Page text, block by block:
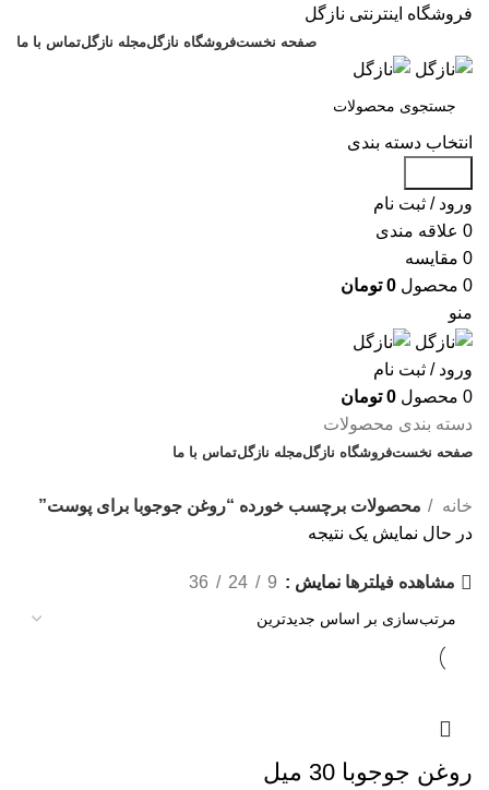
فروشگاه اینترنتی نازگل
صفحه نخستفروشگاه نازگلمجله نازگلتماس با ما
انتخاب دسته بندی
ورود / ثبت نام
0 علاقه مندی
0 مقایسه
0 محصول 0 تومان
منو
ورود / ثبت نام
0 محصول 0 تومان
دسته بندی محصولات
صفحه نخستفروشگاه نازگلمجله نازگلتماس با ما
خانه
محصولات برچسب خورده “روغن جوجوبا برای پوست”
در حال نمایش یک نتیجه
مشاهده فیلترها نمایش 9
24
36
روغن جوجوبا 30 میل